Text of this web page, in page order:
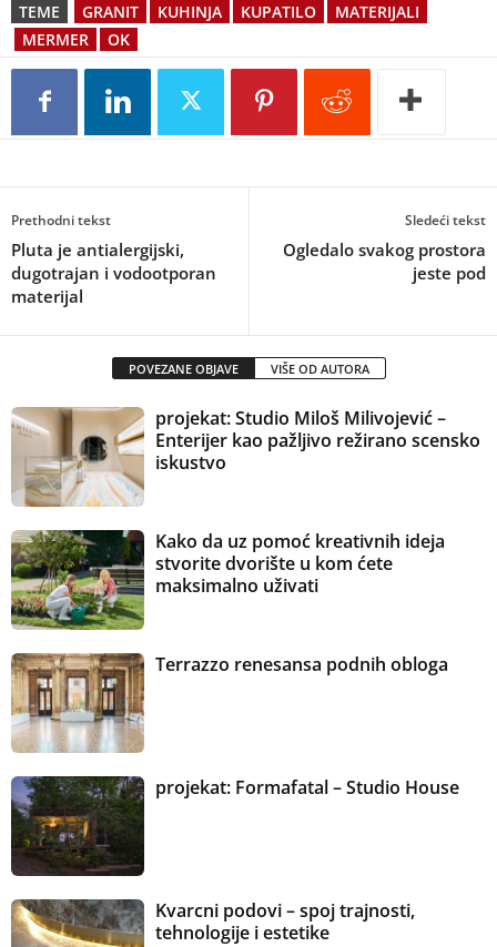
TEME GRANIT KUHINJA KUPATILO
MATERIJALI
MERMER
OK
Prethodni tekst
Pluta je antialergijski,
dugotrajan i vodootporan
materijal
Sledeći tekst
Ogledalo svakog prostora
jeste pod
POVEZANE OBJAVE VIŠE OD AUTORA
projekat: Studio Miloš Milivojević –
Enterijer kao pažljivo režirano scensko
iskustvo
Kako da uz pomoć kreativnih ideja
stvorite dvorište u kom ćete
maksimalno uživati
Terrazzo renesansa podnih obloga
projekat: Formafatal – Studio House
Kvarcni podovi – spoj trajnosti,
tehnologije i estetike